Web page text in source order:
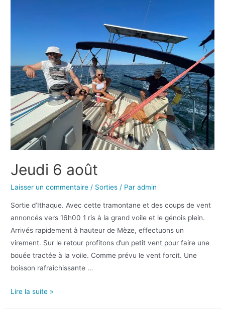
Jeudi 6 août
Laisser un commentaire / Sorties / Paradmin
Sortie d’Ithaque. Avec cette tramontane et des coups de vent
annoncés vers 16h00 1 ris à la grand voile et le génois plein.
Arrivés rapidement à hauteur de Mèze, effectuons un
virement. Sur le retour profitons d’un petit vent pour faire une
bouée tractée à la voile. Comme prévu le vent forcit. Une
boisson rafraîchissante …
Lire la suite »